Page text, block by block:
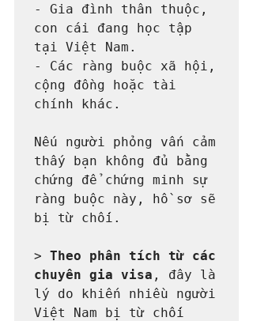
- Gia đình thân thuộc,
con cái đang học tập
tại Việt Nam.
- Các ràng buộc xã hội,
cộng đồng hoặc tài
chính khác.
Nếu người phỏng vấn cảm
thấy bạn không đủ bằng
chứng để chứng minh sự
ràng buộc này, hồ sơ sẽ
bị từ chối.
> Theo phân tích từ các
chuyên gia visa , đây là
lý do khiến nhiều người
Việt Nam bị từ chối